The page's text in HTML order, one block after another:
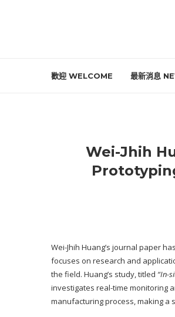
歡迎 WELCOME 最新消息
Wei-Jhih
Prototyping
Wei-Jhih Huang’s journal paper
focuses on research and
the field. Huang’s study, titled “In-
investigates real-time monitoring
manufacturing process, making a